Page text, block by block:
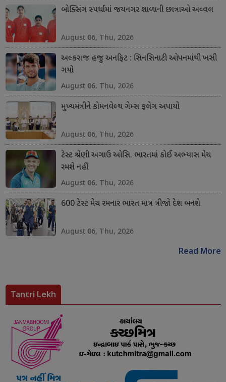
બોક્સિંગ સ્પર્ધામાં જયનગર શાળાની છાત્રાઓ અવ્વલ
August 06, Thu, 2026
અલ્કરાજ હજુ અનફિટ : સિનસિનાટી ઓપનમાંથી ખસી
ગયો
August 06, Thu, 2026
મુખ્યમંત્રીને કોમનવેલ્થ ગેમ્સ ફલેગ અપાયો
August 06, Thu, 2026
ટેસ્ટ શ્રેણી અગાઉ ઓસિ. ભારતમાં કોઈ અભ્યાસ મેચ
રમશે નહીં
August 06, Thu, 2026
600 ટેસ્ટ મેચ રમનાર ભારત માત્ર ત્રીજો દેશ બનશે
August 06, Thu, 2026
Read More
Tantri Lekh